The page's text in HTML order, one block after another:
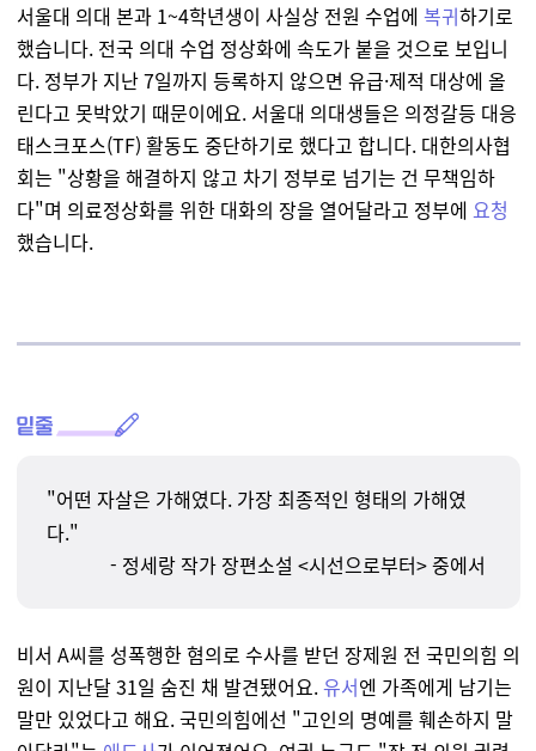
서울대 의대 본과 1~4학년생이 사실상 전원 수업에 복귀하기로
했습니다. 전국 의대 수업 정상화에 속도가 붙을 것으로 보입니
다. 정부가 지난 7일까지 등록하지 않으면 유급·제적 대상에 올
린다고 못박았기 때문이에요. 서울대 의대생들은 의정갈등 대응
태스크포스(TF) 활동도 중단하기로 했다고 합니다. 대한의사협
회는 "상황을 해결하지 않고 차기 정부로 넘기는 건 무책임하
다"며 의료정상화를 위한 대화의 장을 열어달라고 정부에 요청
했습니다.
"어떤 자살은 가해였다. 가장 최종적인 형태의 가해였
다."
- 정세랑 작가 장편소설 <시선으로부터> 중에서
비서 A씨를 성폭행한 혐의로 수사를 받던 장제원 전 국민의힘 의
원이 지난달 31일 숨진 채 발견됐어요.유서엔 가족에게 남기는
말만 있었다고 해요. 국민의힘에선 "고인의 명예를 훼손하지 말